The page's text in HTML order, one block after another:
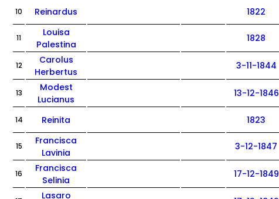
10 Reinardus 1822
11
Louisa
Palestina
1828
12
Carolus
Herbertus
3-11-1844
13
Modest
Lucianus
13-12-1846
14 Reinita 1823
15
Francisca
Lavinia
3-12-1847
16
Francisca
Selinia
17-12-1849
Lasaro